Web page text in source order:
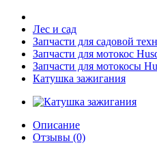
Лес и сад
Запчасти для садовой
Запчасти для мотокос
Запчасти для мотокосы
Катушка зажигания
Описание
Отзывы (0)